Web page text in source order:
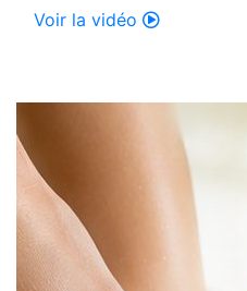
Voir la vidéo